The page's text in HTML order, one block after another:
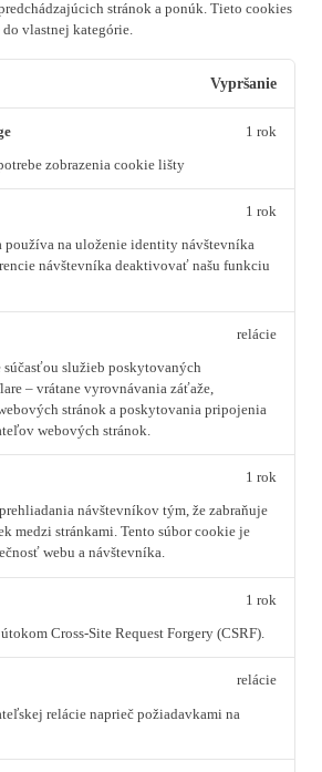
stránok a ponúk. Tieto cookies
vlastnej kategórie.
Vypršanie
zobrazenia cookie lišty
1 rok
používa na uloženie identity návštevníka
návštevníka deaktivovať našu funkciu
1 rok
súčasťou služieb poskytovaných
– vrátane vyrovnávania záťaže,
stránok a poskytovania pripojenia
webových stránok.
relácie
návštevníkov tým, že zabraňuje
medzi stránkami. Tento súbor cookie je
webu a návštevníka.
1 rok
Cross-Site Request Forgery (CSRF).
1 rok
relácie naprieč požiadavkami na
relácie